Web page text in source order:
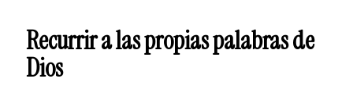
Recurrir a las propias palabras de
Dios